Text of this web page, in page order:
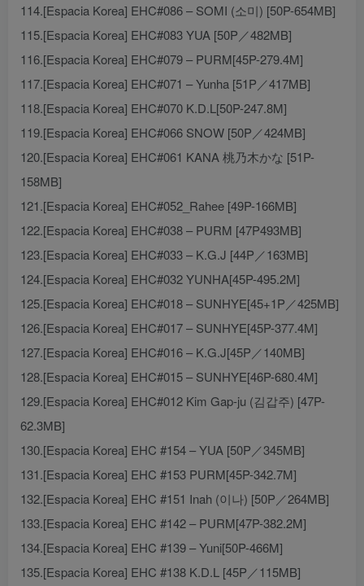
114.[Espacia Korea] EHC#086 – SOMI (소미) [50P-654MB]
115.[Espacia Korea] EHC#083 YUA [50P／482MB]
116.[Espacia Korea] EHC#079 – PURM[45P-279.4M]
117.[Espacia Korea] EHC#071 – Yunha [51P／417MB]
118.[Espacia Korea] EHC#070 K.D.L[50P-247.8M]
119.[Espacia Korea] EHC#066 SNOW [50P／424MB]
120.[Espacia Korea] EHC#061 KANA 桃乃木かな [51P-
158MB]
121.[Espacia Korea] EHC#052_Rahee [49P-166MB]
122.[Espacia Korea] EHC#038 – PURM [47P493MB]
123.[Espacia Korea] EHC#033 – K.G.J [44P／163MB]
124.[Espacia Korea] EHC#032 YUNHA[45P-495.2M]
125.[Espacia Korea] EHC#018 – SUNHYE[45+1P／425MB]
126.[Espacia Korea] EHC#017 – SUNHYE[45P-377.4M]
127.[Espacia Korea] EHC#016 – K.G.J[45P／140MB]
128.[Espacia Korea] EHC#015 – SUNHYE[46P-680.4M]
129.[Espacia Korea] EHC#012 Kim Gap-ju (김갑주) [47P-
62.3MB]
130.[Espacia Korea] EHC #154 – YUA [50P／345MB]
131.[Espacia Korea] EHC #153 PURM[45P-342.7M]
132.[Espacia Korea] EHC #151 Inah (이나) [50P／264MB]
133.[Espacia Korea] EHC #142 – PURM[47P-382.2M]
134.[Espacia Korea] EHC #139 – Yuni[50P-466M]
135.[Espacia Korea] EHC #138 K.D.L [45P／115MB]